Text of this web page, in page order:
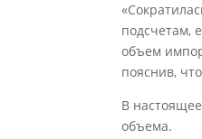
подсчетам,
объем
пояснив,
В
объема.